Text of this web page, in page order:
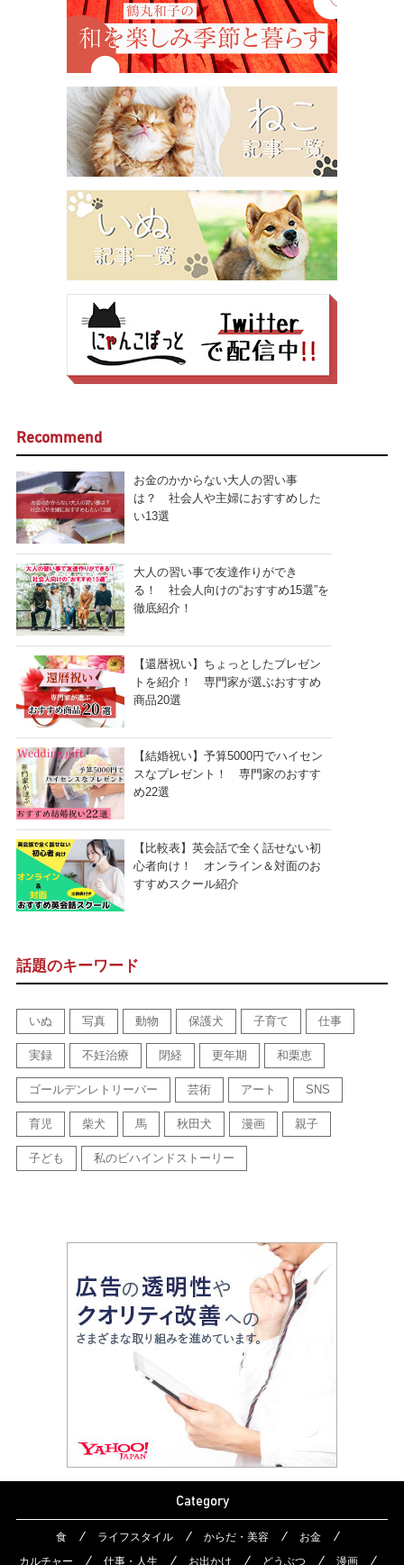
Recommend
お金のかからない大人の習い事
は？ 社会人や主婦におすすめした
い13選
大人の習い事で友達作りができ
る！ 社会人向けの“おすすめ15選”を
徹底紹介！
【還暦祝い】ちょっとしたプレゼン
トを紹介！ 専門家が選ぶおすすめ
商品20選
【結婚祝い】予算5000円でハイセン
スなプレゼント！ 専門家のおすす
め22選
【比較表】英会話で全く話せない初
心者向け！ オンライン＆対面のお
すすめスクール紹介
話題のキーワード
いぬ 写真 動物 保護犬 子育て 仕事
実録 不妊治療 閉経 更年期 和栗恵
ゴールデンレトリーバー 芸術 アート SNS
育児 柴犬 馬 秋田犬 漫画 親子
子ども 私のビハインドストーリー
Category
食 ライフスタイル からだ・美容
お金
カルチャー
仕事・人生 お出かけ どうぶつ 漫画